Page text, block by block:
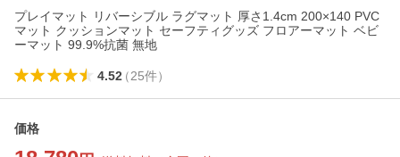
プレイマット リバーシブル ラグマット 厚さ1.4cm 200×140 PVC
マット クッションマット セーフティグッズ フロアーマット ベビ
ーマット 99.9%抗菌 無地
4.52（25件）
価格